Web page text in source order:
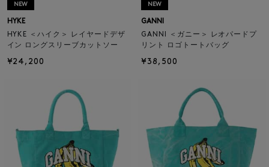
NEW
HYKE
HYKE ＜ハイク＞ レイヤードデザ
イン ロングスリーブカットソー
¥24,200
NEW
GANNI
GANNI ＜ガニー＞ レオパードプ
リント ロゴトートバッグ
¥38,500